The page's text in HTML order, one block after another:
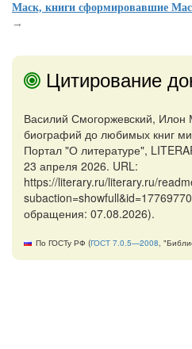
Маск, книги сформировавшие
→
Цитирование
Василий Смогоржевский, Илон
биографий до любимых книг
Портал "О литературе",
23 апреля 2026. URL:
https://literary.ru/literary.ru/
обращения: 07.08.2026).
По ГОСТу РФ (ГОСТ 7.0.5—2008,